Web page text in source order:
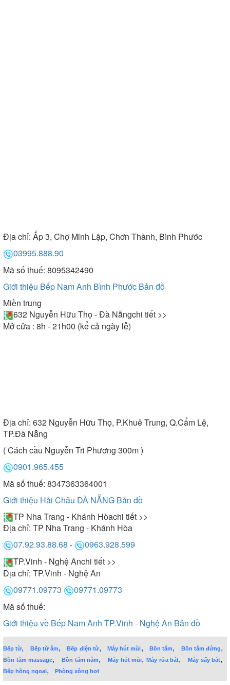
Địa chỉ: Ấp 3, Chợ Minh Lập, Chơn Thành, Bình Phước
03995.888.90
Mã số thuế: 8095342490
Giới thiệu Bếp Nam Anh Bình Phước Bản đồ
Miền trung
632 Nguyễn Hữu Thọ - Đà Nẵngchi tiết >>
Mở cửa : 8h - 21h00 (kể cả ngày lễ)
Địa chỉ: 632 Nguyễn Hữu Thọ, P.Khuê Trung, Q.Cẩm Lệ,
TP.Đà Nẵng
( Cách cầu Nguyễn Tri Phương 300m )
0901.965.455
Mã số thuế: 8347363364001
Giới thiệu Hải Châu ĐÀ NẴNG Bản đồ
TP Nha Trang - Khánh Hòachi tiết >>
Địa chỉ: TP Nha Trang - Khánh Hòa
07.92.93.88.68 -
0963.928.599
TP.Vinh - Nghệ Anchi tiết >>
Địa chỉ: TP.Vinh - Nghệ An
09771.09773
09771.09773
Mã số thuế:
Giới thiệu về Bếp Nam Anh TP.Vinh - Nghệ An Bản đồ
Bếp từ, Bếp từ âm,Bếp điện từ,Máy hút mùi, Bồn tắm, Bồn tắm đứng,
Bồn tắm massage,Bồn tắm nằm,Máy hút mùi,Máy rửa bát,Máy sấy bát,
Bếp hồng ngoại, Phòng xông hơi